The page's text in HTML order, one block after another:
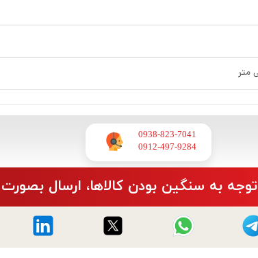
0938-823-7041
​​​​​​​0912-497-9284
به سنگین بودن کالاها، ارسال